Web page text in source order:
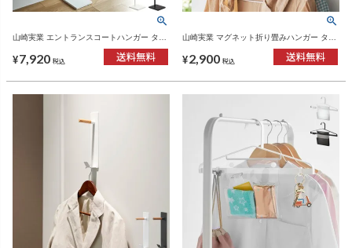
山崎実業 エントランスコートハンガー タワ
ー tower | インテリア雑貨・タワーシリーズ
¥7,920 税込
山崎実業 マグネット折り畳みハンガー タワ
ー tower | インテリア雑貨・タワーシリーズ
¥2,900 税込